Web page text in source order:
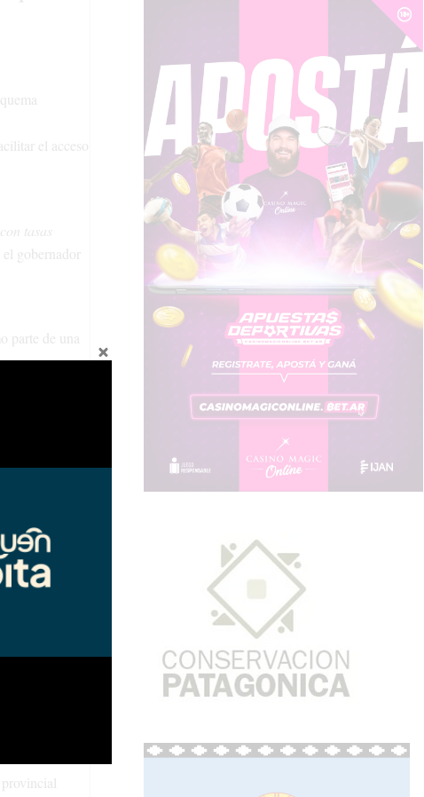
el acceso
tasas
el gobernador
parte de una
el 30 por
Como
encuentran
destinada a